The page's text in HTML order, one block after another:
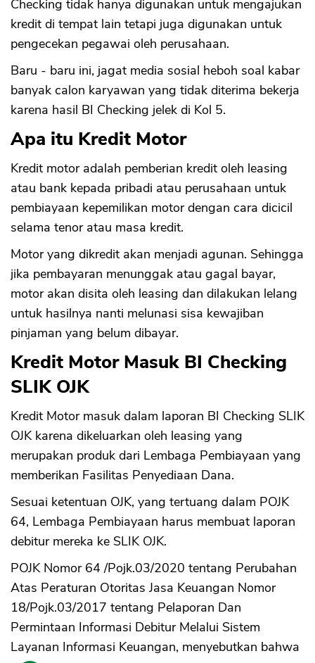
Checking tidak hanya digunakan untuk mengajukan
kredit di tempat lain tetapi juga digunakan untuk
pengecekan pegawai oleh perusahaan.
Baru - baru ini, jagat media sosial heboh soal kabar
banyak calon karyawan yang tidak diterima bekerja
karena hasil BI Checking jelek di Kol 5.
Apa itu Kredit Motor
Kredit motor adalah pemberian kredit oleh leasing
atau bank kepada pribadi atau perusahaan untuk
pembiayaan kepemilikan motor dengan cara dicicil
selama tenor atau masa kredit.
Motor yang dikredit akan menjadi agunan. Sehingga
jika pembayaran menunggak atau gagal bayar,
motor akan disita oleh leasing dan dilakukan lelang
untuk hasilnya nanti melunasi sisa kewajiban
pinjaman yang belum dibayar.
Kredit Motor Masuk BI Checking
SLIK OJK
Kredit Motor masuk dalam laporan BI Checking SLIK
OJK karena dikeluarkan oleh leasing yang
merupakan produk dari Lembaga Pembiayaan yang
memberikan Fasilitas Penyediaan Dana.
Sesuai ketentuan OJK, yang tertuang dalam POJK
64, Lembaga Pembiayaan harus membuat laporan
debitur mereka ke SLIK OJK.
POJK Nomor 64 /Pojk.03/2020 tentang Perubahan
Atas Peraturan Otoritas Jasa Keuangan Nomor
18/Pojk.03/2017 tentang Pelaporan Dan
Permintaan Informasi Debitur Melalui Sistem
Layanan Informasi Keuangan, menyebutkan bahwa